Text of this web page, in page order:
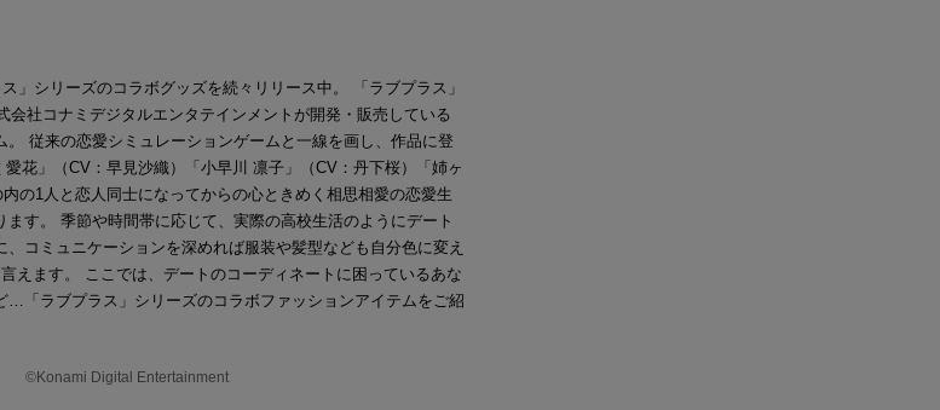
」シリーズのコラボグッズを続々リリース中。 「ラブプラス」
会社コナミデジタルエンタテインメントが開発・販売している
。 従来の恋愛シミュレーションゲームと一線を画し、作品に登
花」（CV：早見沙織）「小早川 凛子」（CV：丹下桜）「姉ヶ
の1人と恋人同士になってからの心ときめく相思相愛の恋愛生
す。 季節や時間帯に応じて、実際の高校生活のようにデート
コミュニケーションを深めれば服装や髪型なども自分色に変え
えます。 ここでは、デートのコーディネートに困っているあな
…「ラブプラス」シリーズのコラボファッションアイテムをご紹
©Konami Digital Entertainment